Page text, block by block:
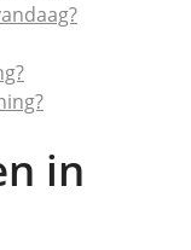
in